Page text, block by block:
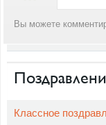
Вы можете
Классное